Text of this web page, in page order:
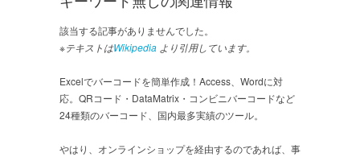
該当する記事がありませんでした。
※テキストはWikipedia より引用しています。
Excelでバーコードを簡単作成！Access、Wordに対
応。QRコード・DataMatrix・コンビニバーコードなど
24種類のバーコード、国内最多実績のツール。
やはり、オンラインショップを経由するのであれば、事